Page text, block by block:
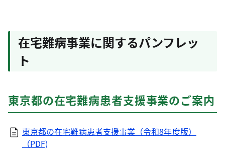
在宅難病事業に関するパンフレッ
ト
東京都の在宅難病患者支援事業のご案内
東京都の在宅難病患者支援事業（令和8年度版）
（PDF)